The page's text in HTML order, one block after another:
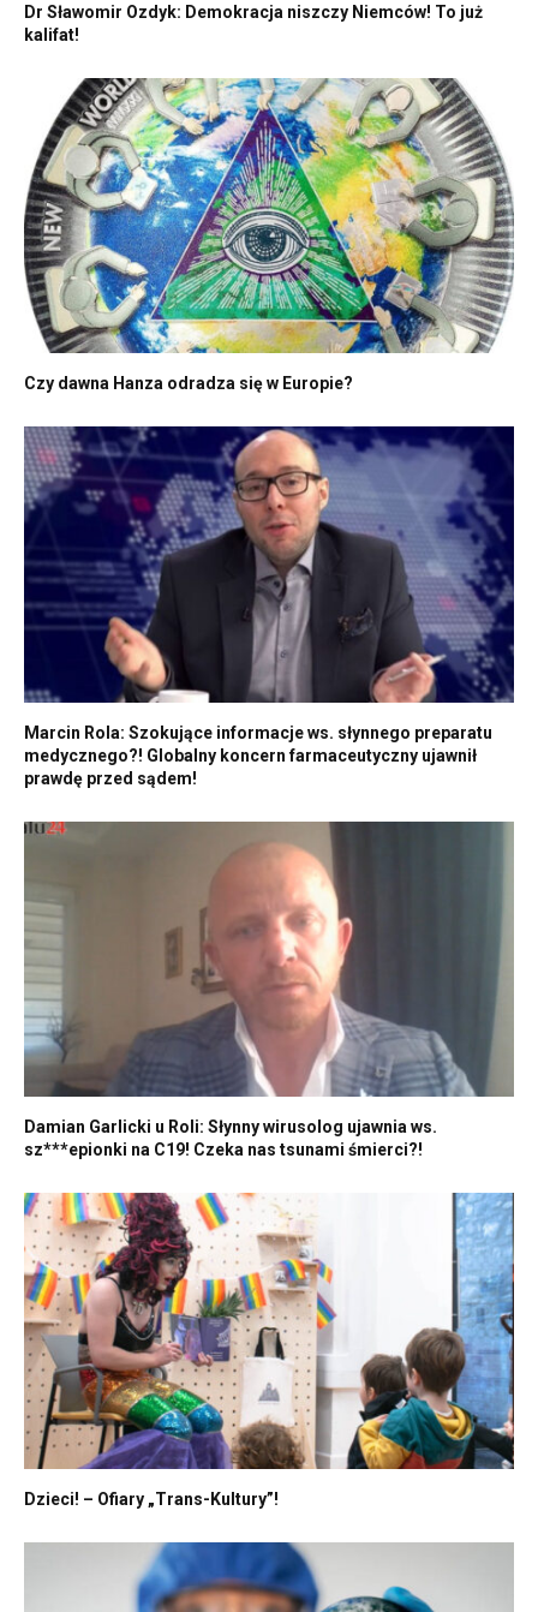
Dr Sławomir Ozdyk: Demokracja niszczy Niemców! To już
kalifat!
Czy dawna Hanza odradza się w Europie?
Marcin Rola: Szokujące informacje ws. słynnego preparatu
medycznego?! Globalny koncern farmaceutyczny ujawnił
prawdę przed sądem!
Damian Garlicki u Roli: Słynny wirusolog ujawnia ws.
sz***epionki na C19! Czeka nas tsunami śmierci?!
Dzieci! – Ofiary „Trans-Kultury”!